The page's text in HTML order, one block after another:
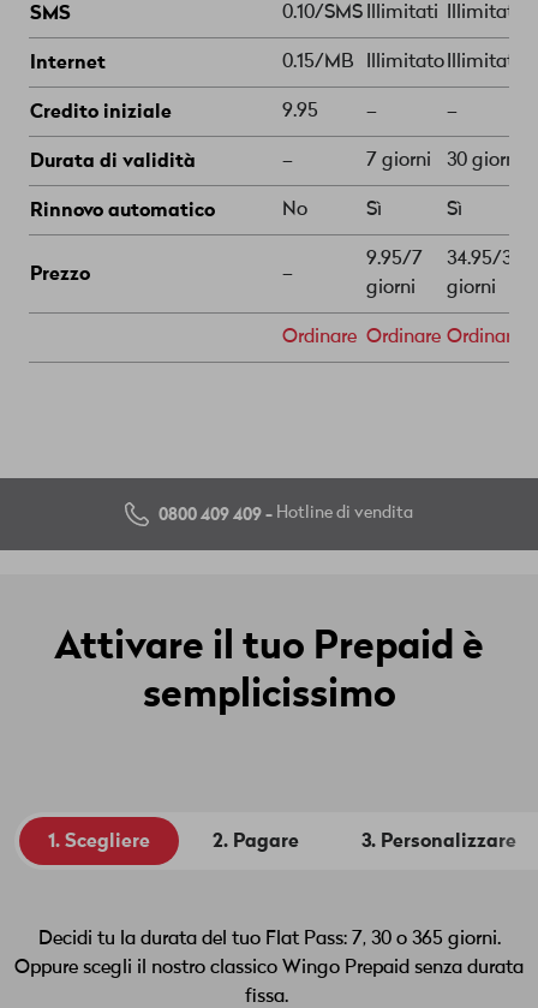
SMS 0.10/SMS Illimitati Illimitati
Internet 0.15/MB IllimitatoIllimitato
Credito iniziale 9.95 – –
Durata di validità – 7 giorni 30 giorni
Rinnovo automatico No Sì Sì
Prezzo –
9.95/7
giorni
34.95/30
giorni
Ordinare Ordinare Ordinare
0800 409 409 - Hotline di vendita
Attivare il tuo Prepaid è
semplicissimo
1. Scegliere 2. Pagare 3. Personalizzare
Decidi tu la durata del tuo Flat Pass: 7, 30 o 365 giorni.
Oppure scegli il nostro classico Wingo Prepaid senza durata
fissa.